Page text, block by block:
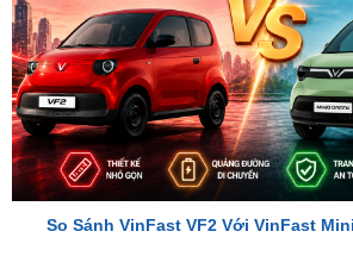
So Sánh VinFast VF2 Với VinFast